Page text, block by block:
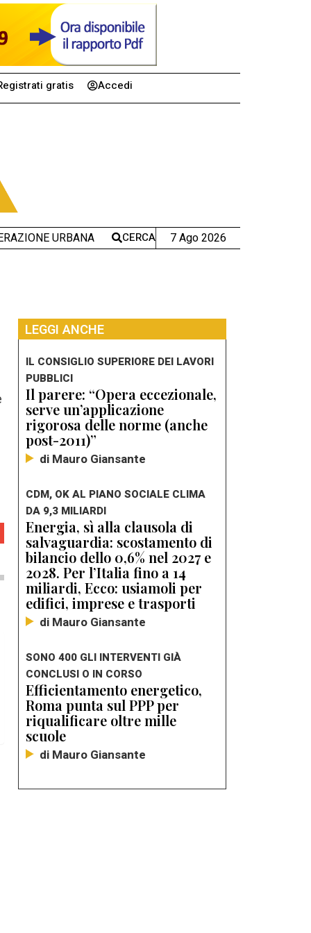
gratis Accedi
URBANA CERCA 7 Ago 2026
LEGGI ANCHE
IL CONSIGLIO SUPERIORE DEI LAVORI
PUBBLICI
Il parere: “Opera eccezionale,
serve un’applicazione
rigorosa delle norme (anche
post-2011)”
di Mauro Giansante
CDM, OK AL PIANO SOCIALE CLIMA
DA 9,3 MILIARDI
Energia, sì alla clausola di
salvaguardia: scostamento di
bilancio dello 0,6% nel 2027 e
2028. Per l’Italia fino a 14
miliardi, Ecco: usiamoli per
edifici, imprese e trasporti
di Mauro Giansante
SONO 400 GLI INTERVENTI GIÀ
CONCLUSI O IN CORSO
Efficientamento energetico,
Roma punta sul PPP per
riqualificare oltre mille
scuole
di Mauro Giansante